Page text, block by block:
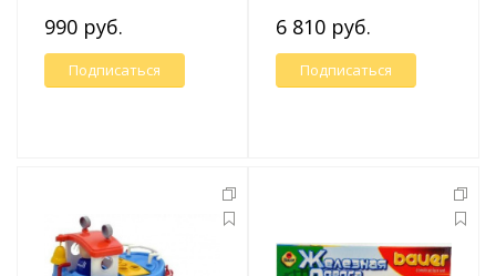
990 руб.
Подписаться
6 810 руб.
Подписаться